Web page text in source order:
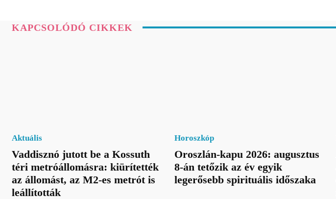
KAPCSOLÓDÓ CIKKEK
Aktuális
Vaddisznó jutott be a Kossuth
téri metróállomásra: kiürítették
az állomást, az M2-es metrót is
leállították
Horoszkóp
Oroszlán-kapu 2026: augusztus
8-án tetőzik az év egyik
legerősebb spirituális időszaka